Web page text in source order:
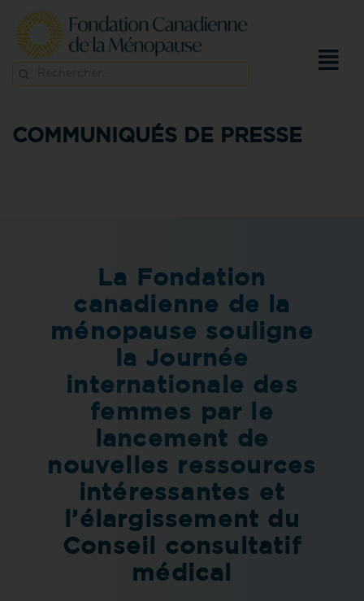
contenu
COMMUNIQUÉS DE PRESSE
La Fondation
canadienne de la
ménopause souligne
la Journée
internationale des
femmes par le
lancement de
nouvelles ressources
intéressantes et
l’élargissement du
Conseil consultatif
médical